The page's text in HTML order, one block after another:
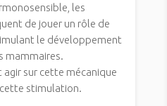
les
de jouer un rôle de
le développement
mammaires.
agir sur cette mécanique
stimulation.